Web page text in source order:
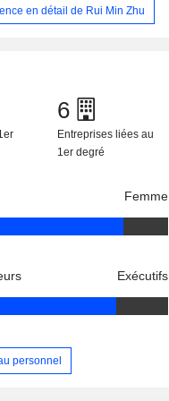
en détail de Rui Min Zhu
6
Entreprises liées au
1er degré
Femme
Exécutifs
personnel